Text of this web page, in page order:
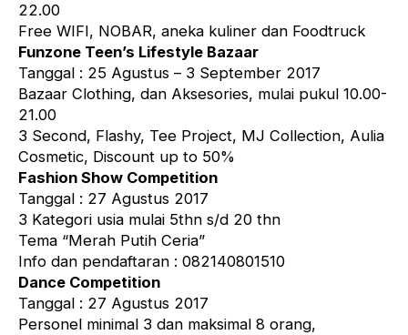
22.00
Free WIFI, NOBAR, aneka kuliner dan Foodtruck
Funzone Teen’s Lifestyle Bazaar
Tanggal : 25 Agustus – 3 September 2017
Bazaar Clothing, dan Aksesories, mulai pukul 10.00-
21.00
3 Second, Flashy, Tee Project, MJ Collection, Aulia
Cosmetic, Discount up to 50%
Fashion Show Competition
Tanggal : 27 Agustus 2017
3 Kategori usia mulai 5thn s/d 20 thn
Tema “Merah Putih Ceria”
Info dan pendaftaran : 082140801510
Dance Competition
Tanggal : 27 Agustus 2017
Personel minimal 3 dan maksimal 8 orang,